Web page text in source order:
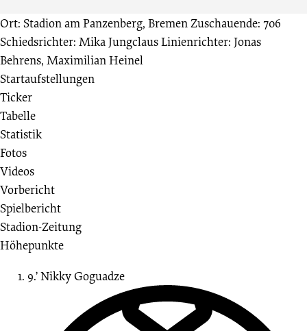
Hannover
96
II
1:0
29.
Spieltag
13.04.2024
2023/2024
Ort: Stadion am Panzenberg, BremenZuschauende: 706
Schiedsrichter: Mika JungclausLinienrichter: Jonas
Behrens, Maximilian Heinel
Startaufstellungen
Ticker
Tabelle
Statistik
Fotos
Videos
Vorbericht
Spielbericht
Stadion-Zeitung
Höhepunkte
9.’NikkyGoguadze